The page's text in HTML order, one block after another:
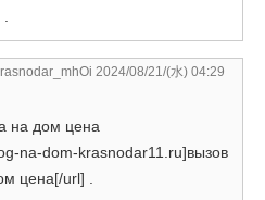
2024/08/21/(水) 04:29
на дом цена
na-dom-krasnodar11.ru]вызов
цена[/url] .